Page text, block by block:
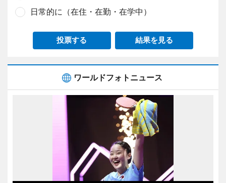
日常的に（在住・在勤・在学中）
投票する 結果を見る
ワールドフォトニュース